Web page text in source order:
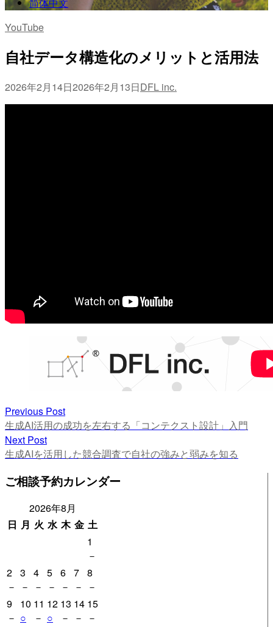
YouTube
自社データ構造化のメリットと活用法
2026年2月14日2026年2月13日DFL inc.
投
稿
ナ
ビ
ー
ン
Previous Post
Previous
post:
生成AI活用の成功を左右する「コンテクスト設計」入門
Next Post
Next
生成AIを活用した競合調査で自社の強みと弱みを知る
ご相談予約カレンダー
2026年8月
日 月 火 水 木 金 土
1
－
2
－
3
－
4
－
5
－
6
－
7
－
8
－
9
－
10
○
11
－
12
○
13
－
14
－
15
－